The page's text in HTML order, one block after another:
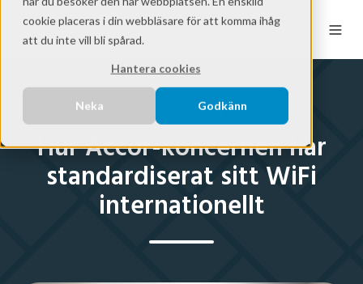
cookie placeras i din webbläsare för att komma ihåg
att du inte vill bli spårad.
Hantera cookies
Neka Godkänn
SV
Success story
Hur Accor-koncernen har
standardiserat sitt WiFi
internationellt